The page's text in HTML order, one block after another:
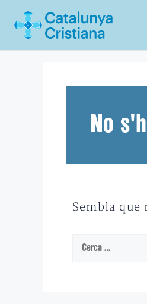
No
Sembla
Cerca: